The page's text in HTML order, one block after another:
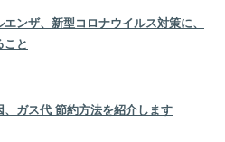
ンザ、新型コロナウイルス対策に、
こと
、ガス代 節約方法を紹介します